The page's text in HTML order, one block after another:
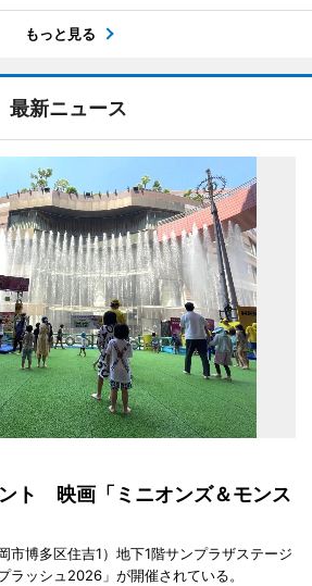
もっと見る
最新ニュース
ト 映画「ミニオンズ＆モンス
市博多区住吉1）地下1階サンプラザステージ
ラッシュ2026」が開催されている。